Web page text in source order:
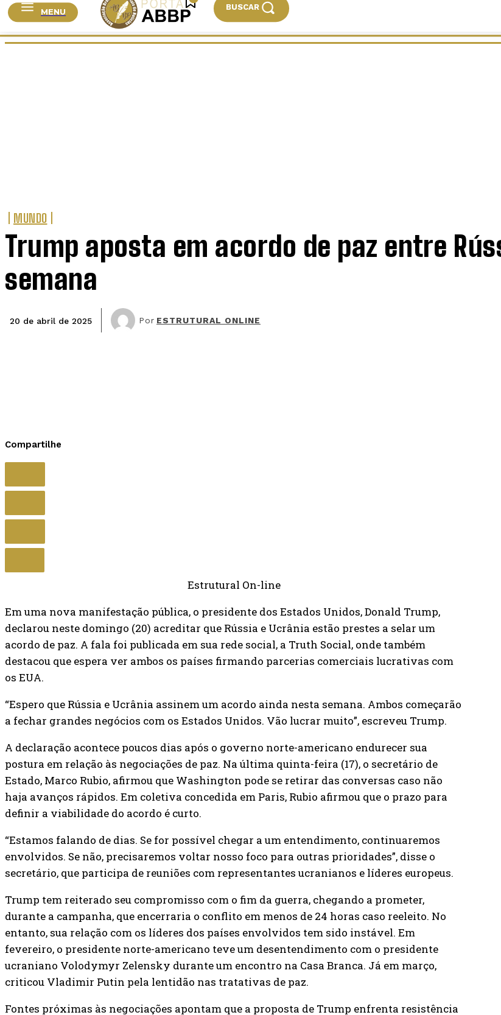
HOME CIDADES BRASIL MUNDO ESPORTES
MENU BUSCAR
MUNDO
Trump aposta em acordo de paz entre
semana
20 de abril de 2025 Por ESTRUTURAL ONLINE
Compartilhe
Estrutural On-line
Em uma nova manifestação pública, o presidente dos Estados Unidos, Donald Trump,
declarou neste domingo (20) acreditar que Rússia e Ucrânia estão prestes a selar um
acordo de paz. A fala foi publicada em sua rede social, a Truth Social, onde também
destacou que espera ver ambos os países firmando parcerias comerciais lucrativas com
os EUA.
“Espero que Rússia e Ucrânia assinem um acordo ainda nesta semana. Ambos começarão
a fechar grandes negócios com os Estados Unidos. Vão lucrar muito”, escreveu Trump.
A declaração acontece poucos dias após o governo norte-americano endurecer sua
postura em relação às negociações de paz. Na última quinta-feira (17), o secretário de
Estado, Marco Rubio, afirmou que Washington pode se retirar das conversas caso não
haja avanços rápidos. Em coletiva concedida em Paris, Rubio afirmou que o prazo para
definir a viabilidade do acordo é curto.
“Estamos falando de dias. Se for possível chegar a um entendimento, continuaremos
envolvidos. Se não, precisaremos voltar nosso foco para outras prioridades”, disse o
secretário, que participa de reuniões com representantes ucranianos e líderes europeus.
Trump tem reiterado seu compromisso com o fim da guerra, chegando a prometer,
durante a campanha, que encerraria o conflito em menos de 24 horas caso reeleito. No
entanto, sua relação com os líderes dos países envolvidos tem sido instável. Em
fevereiro, o presidente norte-americano teve um desentendimento com o presidente
ucraniano Volodymyr Zelensky durante um encontro na Casa Branca. Já em março,
criticou Vladimir Putin pela lentidão nas tratativas de paz.
Fontes próximas às negociações apontam que a proposta de Trump enfrenta resistência